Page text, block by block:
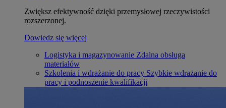
Zwiększ efektywność dzięki przemysłowej rzeczywistości
rozszerzonej.
Dowiedz się więcej
Logistyka i magazynowanie Zdalna obsługa
materiałów
Szkolenia i wdrażanie do pracy Szybkie wdrażanie do
pracy i podnoszenie kwalifikacji